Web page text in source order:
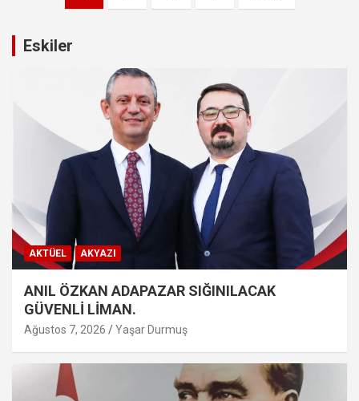
sayfalandırması
Eskiler
AKTÜEL AKYAZI
ANIL ÖZKAN ADAPAZAR SIĞINILACAK
GÜVENLİ LİMAN.
Ağustos 7, 2026 Yaşar Durmuş